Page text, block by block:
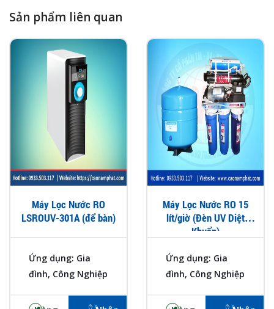
Sản phẩm liên quan
Máy Lọc Nước RO
LSROUV-301A (để bàn)
Ứng dụng: Gia
đình, Công Nghiệp
Máy Lọc Nước RO 15
lít/giờ (Đèn UV Diệt
Khuẩn)
Ứng dụng: Gia
đình, Công Nghiệp